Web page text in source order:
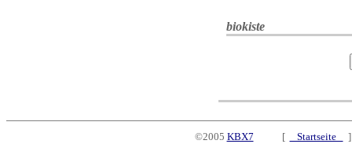
biokiste
©2005 KBX7 [ Startseite ]